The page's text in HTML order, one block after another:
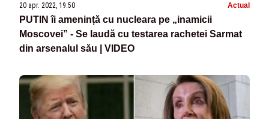
20 apr. 2022, 19:50 Actual
PUTIN îi amenință cu nucleara pe „inamicii
Moscovei” - Se laudă cu testarea rachetei Sarmat
din arsenalul său | VIDEO